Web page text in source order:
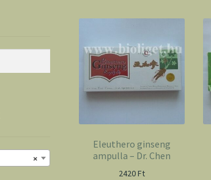
Eleuthero ginseng
ampulla – Dr. Chen
2420Ft
×